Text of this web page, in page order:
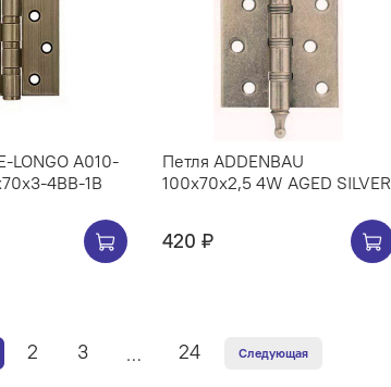
LONGO A010-
4BB-1B
Петля ADDENBAU
100х70х2,5 4W AGED SILVER
420 ₽
2 3 … 24 Следующая